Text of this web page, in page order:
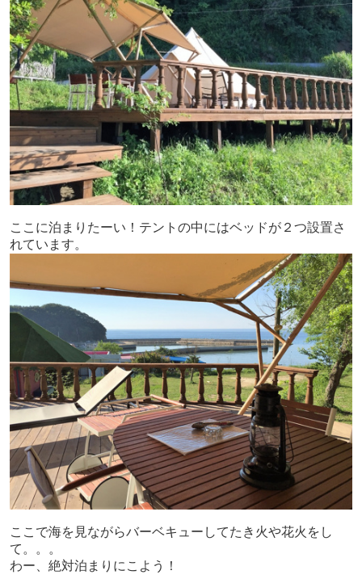
ここに泊まりたーい！テントの中にはベッドが２つ設置さ
れています。
ここで海を見ながらバーベキューしてたき火や花火をし
て。。。
わー、絶対泊まりにこよう！